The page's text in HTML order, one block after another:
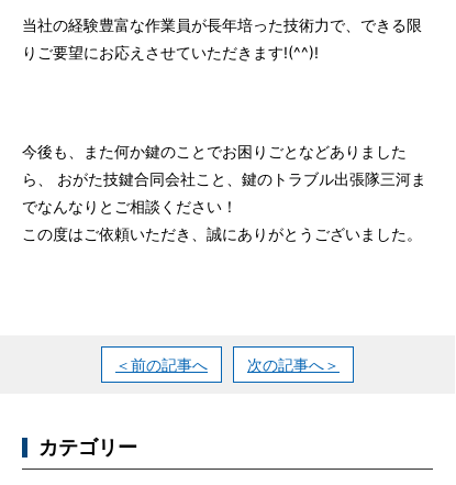
当社の経験豊富な作業員が長年培った技術力で、できる限
りご要望にお応えさせていただきます!(^^)!
今後も、また何か鍵のことでお困りごとなどありました
ら、 おがた技鍵合同会社こと、鍵のトラブル出張隊三河ま
でなんなりとご相談ください！
この度はご依頼いただき、誠にありがとうございました。
＜前の記事へ 次の記事へ＞
カテゴリー